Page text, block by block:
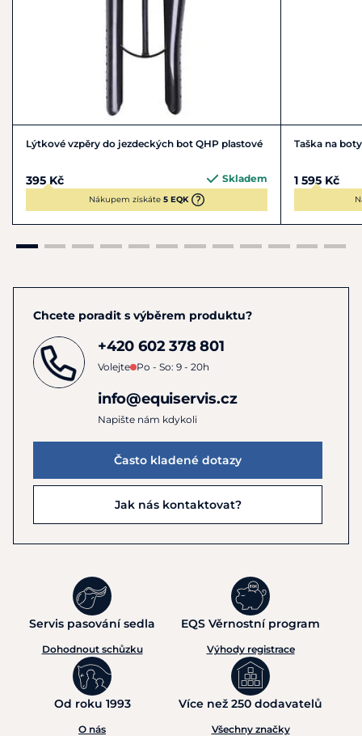
Lýtkové vzpěry do jezdeckých bot QHP plastové
395 Kč Skladem
Nákupem získáte 5 EQK
Taška na
1 595 Kč
Chcete poradit s výběrem produktu?
+420 602 378 801
Volejte Po - So: 9 - 20h
info@equiservis.cz
Napište nám kdykoli
Často kladené dotazy
Jak nás kontaktovat?
Servis pasování sedla
Dohodnout schůzku
EQS Věrnostní program
Výhody registrace
Od roku 1993
O nás
Více než 250 dodavatelů
Všechny značky